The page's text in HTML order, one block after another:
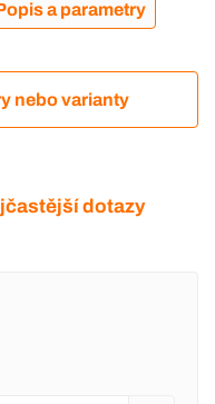
a parametry
nebo varianty
dotazy